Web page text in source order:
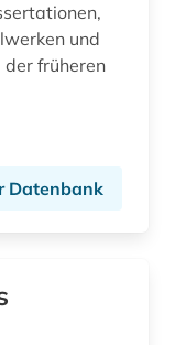
und
der früheren
Datenbank